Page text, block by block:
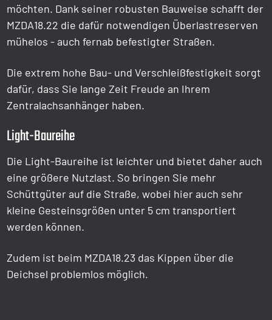
möchten. Dank seiner robusten Bauweise schafft der
MZDA18.22 die dafür notwendigen Überlastreserven
mühelos - auch fernab befestigter Straßen.
Die extrem hohe Bau- und Verschleißfestigkeit sorgt
dafür, dass Sie lange Zeit Freude an Ihrem
Zentralachsanhänger haben.
Light-Baureihe
Die Light-Baureihe ist leichter und bietet daher auch
eine größere Nutzlast. So bringen Sie mehr
Schüttgüter auf die Straße, wobei hier auch sehr
kleine Gesteinsgrößen unter 5 cm transportiert
werden können.
Zudem ist beim MZDA18.23 das Kippen über die
Deichsel problemlos möglich.